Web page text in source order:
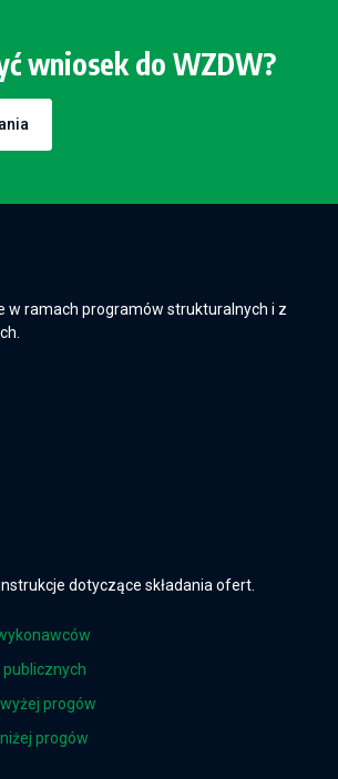
wniosek do WZDW?
w ramach programów strukturalnych i z
dotyczące składania ofert.
progów
progów